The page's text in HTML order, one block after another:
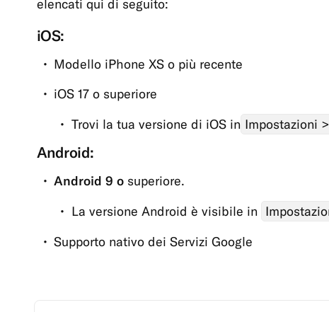
elencati qui di seguito:
iOS:
Modello iPhone XS o più recente
iOS 17 o superiore
Trovi la tua versione di iOS in Impostazioni
Android:
Android 9 o superiore.
La versione Android è visibile in
Supporto nativo dei Servizi Google